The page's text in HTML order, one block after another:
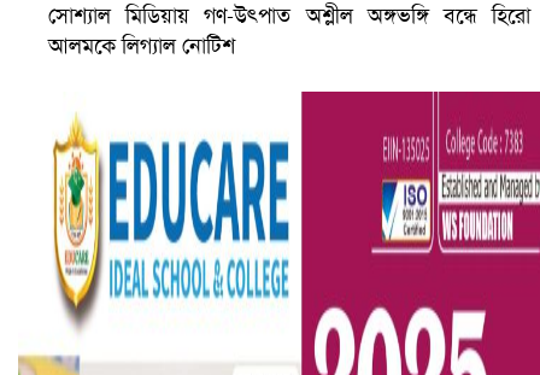
সোশ্যাল মিডিয়ায় গণ-উৎপাত অশ্লীল অঙ্গভঙ্গি বন্ধে হিরো
আলমকে লিগ্যাল নোটিশ